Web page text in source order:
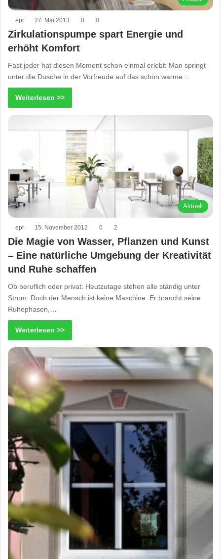
epr 27. Mai 2013 0 0
Zirkulationspumpe spart Energie und
erhöht Komfort
Fast jeder hat diesen Moment schon einmal erlebt: Man springt
unter die Dusche in der Vorfreude auf das schön warme…
Weiterlesen >>
Aktuell
epr 15. November 2012 0 2
Die Magie von Wasser, Pflanzen und Kunst
– Eine natürliche Umgebung der Kreativität
und Ruhe schaffen
Ob beruflich oder privat: Heutzutage stehen alle ständig unter
Strom. Doch der Mensch ist keine Maschine. Er braucht seine
Ruhephasen,…
Weiterlesen >>